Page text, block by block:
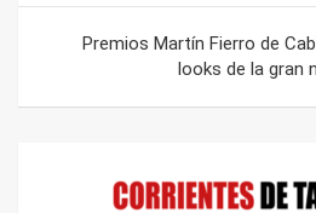
Premios Martín Fierro de
looks de la gran